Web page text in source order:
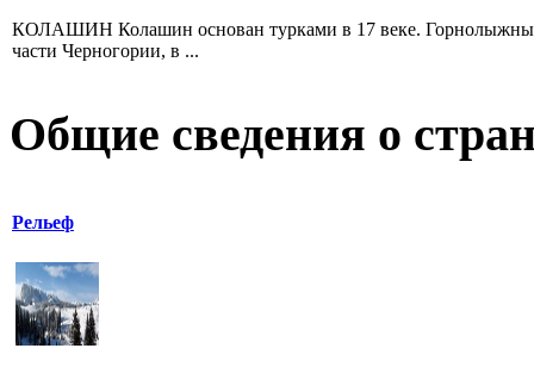
КОЛАШИН Колашин основан турками в 17 веке.
части Черногории, в ...
Общие сведения о
Рельеф